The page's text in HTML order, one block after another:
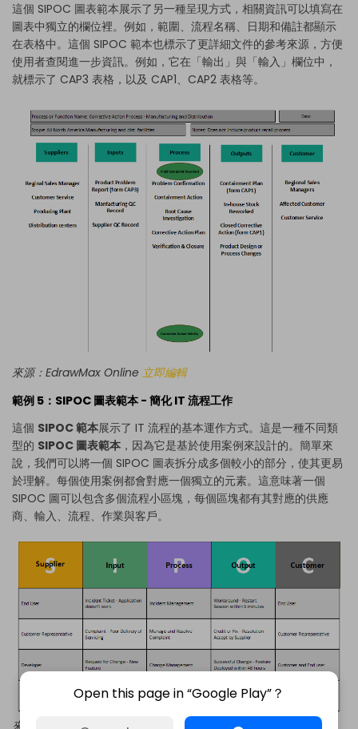
這個 SIPOC 圖表範本展示了另一種呈現方式，相關資訊可以填寫在
圖表中獨立的欄位裡。例如，範圍、流程名稱、日期和備註都顯示
在表格中。這個 SIPOC 範本也標示了更詳細文件的參考來源，方便
使用者查閱進一步資訊。例如，它在「輸出」與「輸入」欄位中，
就標示了 CAP3 表格，以及 CAP1、CAP2 表格等。
來源：EdrawMax Online 立即編輯
範例 5：SIPOC 圖表範本 - 簡化 IT 流程工作
這個 SIPOC 範本展示了 IT 流程的基本運作方式。這是一種不同類
型的 SIPOC 圖表範本 ，因為它是基於使用案例來設計的。簡單來
說，我們可以將一個 SIPOC 圖表拆分成多個較小的部分，使其更易
於理解。每個使用案例都會對應一個獨立的元素。這意味著一個
SIPOC 圖可以包含多個流程小區塊，每個區塊都有其對應的供應
商、輸入、流程、作業與客戶。
來源：EdrawMax Online
立即編輯
Open this page in “Google Play”？